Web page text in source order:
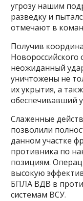
угрозу нашим
разведку и
отмечают в
Получив
Новороссийского
неожиданный
уничтожены не
их укрытия, а
обеспечивавший
Слаженные
позволили
данном участке
противника по
позициям.
высокую
БПЛА ВДВ в
системам ВСУ.